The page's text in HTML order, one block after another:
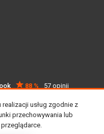
88 %
57 opinii
zastrzeżone
usług zgodnie z
przechowywania lub